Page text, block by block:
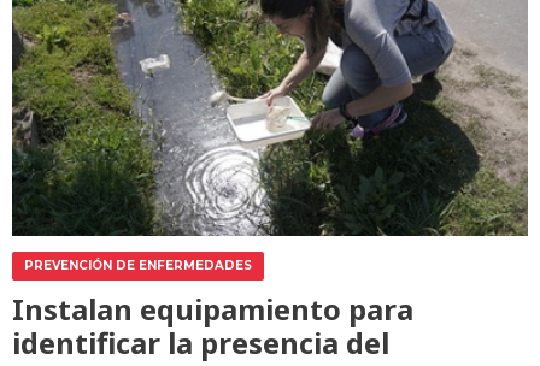
PREVENCIÓN DE ENFERMEDADES
Instalan equipamiento para
identificar la presencia del